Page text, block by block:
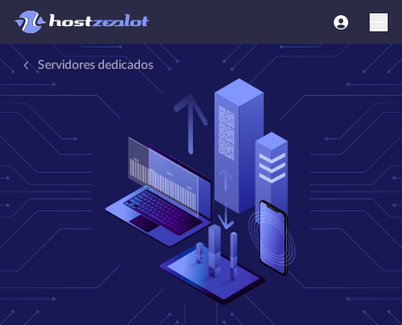
Servidores dedicados